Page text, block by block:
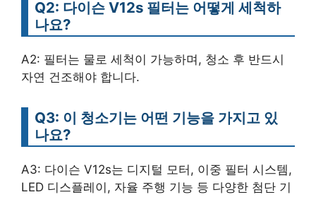
Q2: 다이슨 V12s 필터는 어떻게 세척하
나요?
A2: 필터는 물로 세척이 가능하며, 청소 후 반드시
자연 건조해야 합니다.
Q3: 이 청소기는 어떤 기능을 가지고 있
나요?
A3: 다이슨 V12s는 디지털 모터, 이중 필터 시스템,
LED 디스플레이, 자율 주행 기능 등 다양한 첨단 기